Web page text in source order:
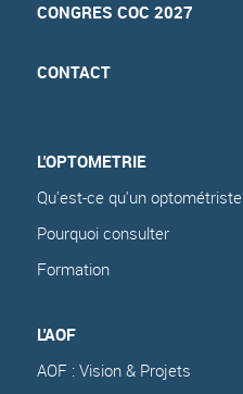
CONGRES COC 2027
CONTACT
L'OPTOMETRIE
Qu'est-ce qu'un optométriste
Pourquoi consulter
Formation
L'AOF
AOF : Vision & Projets